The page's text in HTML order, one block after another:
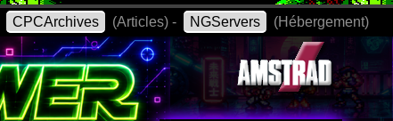
CPCArchives (Articles) - NGServers (Hébergement)